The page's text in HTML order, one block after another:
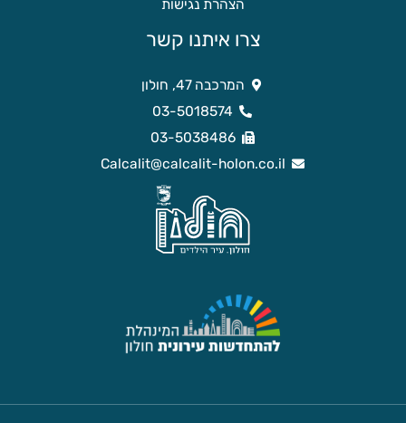
הצהרת נגישות
צרו איתנו קשר
המרכבה 47, חולון
03-5018574
03-5038486
Calcalit@calcalit-holon.co.il